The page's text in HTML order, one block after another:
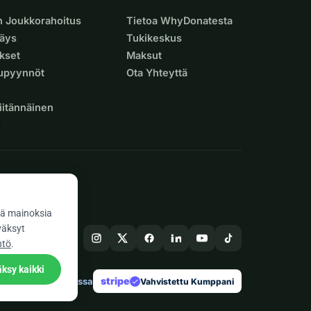
Joukkorahoitus
Tietoa WhyDonatesta
Tukikeskus
Maksut
Ota Yhteyttä
Tehty Euroopassa stripe check Vahvistettu Kumppani
mainoksia
.
kaikki